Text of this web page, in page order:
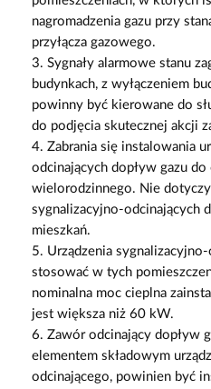
nagromadzenia gazu przy
przyłącza gazowego.
3. Sygnały alarmowe stanu
budynkach, z wyłączeniem
powinny być kierowane do
do podjęcia skutecznej akcji
4. Zabrania się instalowania
odcinających dopływ gazu
wielorodzinnego. Nie
sygnalizacyjno-odcinających
mieszkań.
5. Urządzenia
stosować w tych
nominalna moc cieplna
jest większa niż 60 kW.
6. Zawór odcinający dopływ
elementem składowym
odcinającego, powinien być